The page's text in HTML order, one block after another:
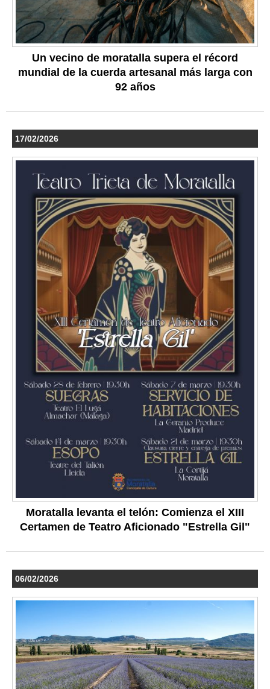
Un vecino de moratalla supera el récord
mundial de la cuerda artesanal más larga con
92 años
17/02/2026
Moratalla levanta el telón: Comienza el XIII
Certamen de Teatro Aficionado "Estrella Gil"
06/02/2026